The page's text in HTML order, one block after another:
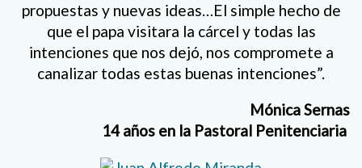
propuestas y nuevas ideas…El simple hecho de
que el papa visitara la cárcel y todas las
intenciones que nos dejó, nos compromete a
canalizar todas estas buenas intenciones”.
Mónica Sernas
14 años en la Pastoral Penitenciaria